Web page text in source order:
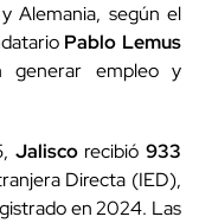
Alemania, según el
Pablo Lemus
generar empleo y
Jaliscorecibió 933
Directa (IED),
en 2024. Las